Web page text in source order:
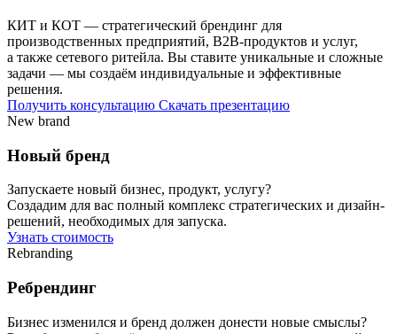
КИТ и КОТ — стратегический брендинг для
производственных предприятий, В2В-продуктов и услуг,
а также сетевого ритейла. Вы ставите уникальные и сложные
задачи — мы создаём индивидуальные и эффективные
решения.
Получить консультацию Скачать презентацию
New brand
Новый бренд
Запускаете новый бизнес, продукт, услугу?
Создадим для вас полный комплекс стратегических и дизайн-
решений, необходимых для запуска.
Узнать стоимость
Rebranding
Ребрендинг
Бизнес изменился и бренд должен донести новые смыслы?